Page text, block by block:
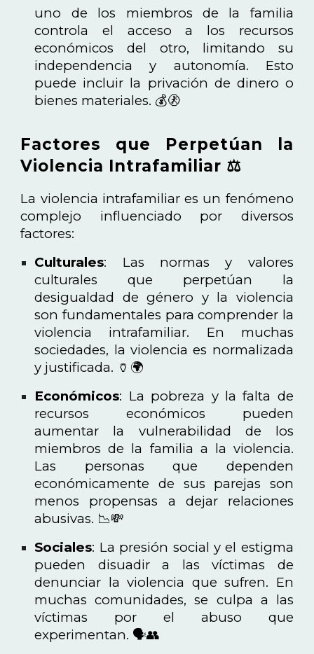
uno de los miembros de la familia
controla el acceso a los recursos
económicos del otro, limitando su
independencia y autonomía. Esto
puede incluir la privación de dinero o
bienes materiales. 💰🚷
Factores que Perpetúan la
Violencia Intrafamiliar ⚖️
La violencia intrafamiliar es un fenómeno
complejo influenciado por diversos
factores:
Culturales: Las normas y valores
culturales que perpetúan la
desigualdad de género y la violencia
son fundamentales para comprender la
violencia intrafamiliar. En muchas
sociedades, la violencia es normalizada
y justificada. 🏺🌍
Económicos: La pobreza y la falta de
recursos económicos pueden
aumentar la vulnerabilidad de los
miembros de la familia a la violencia.
Las personas que dependen
económicamente de sus parejas son
menos propensas a dejar relaciones
abusivas. 📉💸
Sociales: La presión social y el estigma
pueden disuadir a las víctimas de
denunciar la violencia que sufren. En
muchas comunidades, se culpa a las
víctimas por el abuso que
experimentan. 🗣️👥